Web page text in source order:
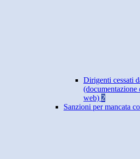
Dirigenti cessati
(documentazione
web) 2
Sanzioni per mancata